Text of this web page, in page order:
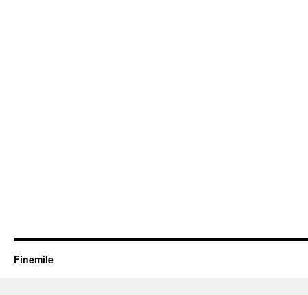
Finemile